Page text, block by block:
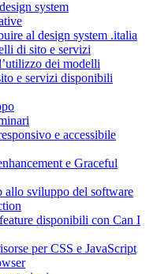
system
al design system .italia
di sito e servizi
dei modelli
e servizi disponibili
e accessibile
e Graceful
allo sviluppo del software
disponibili con Can I
per CSS e JavaScript